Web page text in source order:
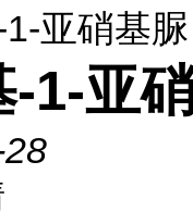
亚硝基脲
-1-亚